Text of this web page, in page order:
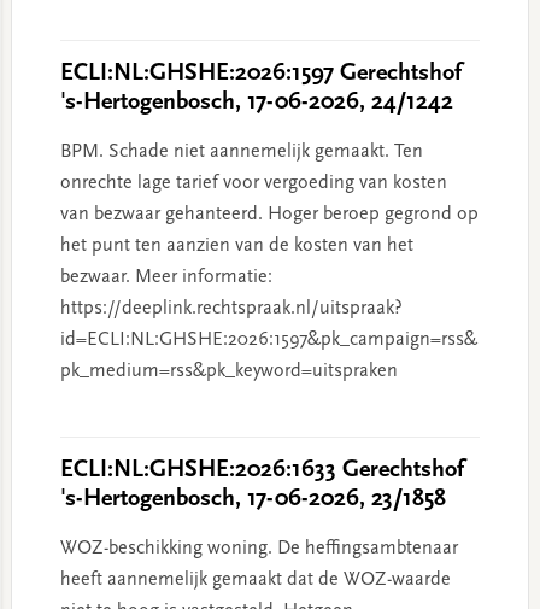
ECLI:NL:GHSHE:2026:1597 Gerechtshof
's-Hertogenbosch, 17-06-2026, 24/1242
BPM. Schade niet aannemelijk gemaakt. Ten
onrechte lage tarief voor vergoeding van kosten
van bezwaar gehanteerd. Hoger beroep gegrond op
het punt ten aanzien van de kosten van het
bezwaar. Meer informatie:
https://deeplink.rechtspraak.nl/uitspraak?
id=ECLI:NL:GHSHE:2026:1597&pk_campaign=rss&
pk_medium=rss&pk_keyword=uitspraken
ECLI:NL:GHSHE:2026:1633 Gerechtshof
's-Hertogenbosch, 17-06-2026, 23/1858
WOZ-beschikking woning. De heffingsambtenaar
heeft aannemelijk gemaakt dat de WOZ-waarde